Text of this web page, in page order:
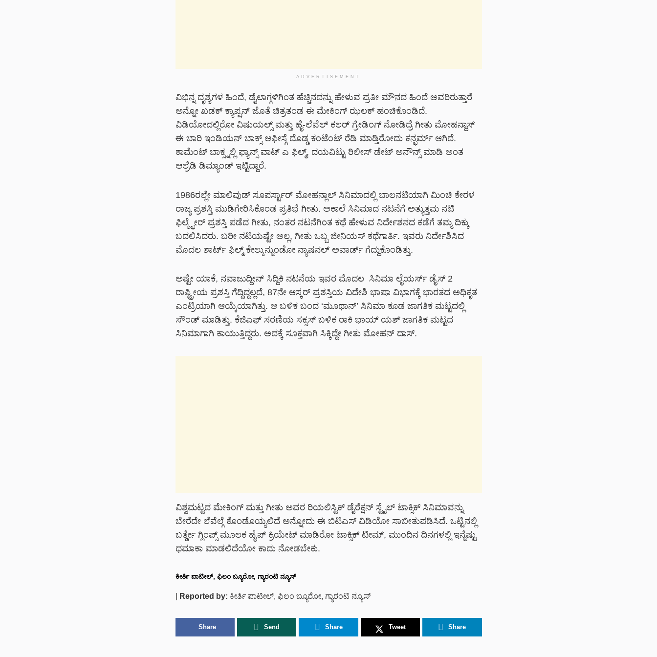
ADVERTISEMENT
ವಿಭಿನ್ನ ದೃಶ್ಯಗಳ ಹಿಂದೆ, ಡೈಲಾಗ್ಗಳಿಗಿಂತ ಹೆಚ್ಚಿನದನ್ನು ಹೇಳುವ ಪ್ರತೀ ಮೌನದ ಹಿಂದೆ ಅವರಿರುತ್ತಾರೆ
ಅನ್ನೋ ಖಡಕ್ ಕ್ಯಾಪ್ಷನ್ ಜೊತೆ ಚಿತ್ರತಂಡ ಈ ಮೇಕಿಂಗ್ ಝಲಕ್ ಹಂಚಿಕೊಂಡಿದೆ.
ವಿಡಿಯೋದಲ್ಲಿರೋ ವಿಷುಯಲ್ಸ್ ಮತ್ತು ಹೈ-ಲೆವೆಲ್ ಕಲರ್ ಗ್ರೇಡಿಂಗ್ ನೋಡಿದ್ರೆ ಗೀತು ಮೋಹನ್ದಾಸ್
ಈ ಬಾರಿ ಇಂಡಿಯನ್ ಬಾಕ್ಸ್ ಆಫೀಸ್ಗೆ ದೊಡ್ಡ ಕಂಟೆಂಟ್ ರೆಡಿ ಮಾಡ್ತಿರೋದು ಕನ್ಫರ್ಮ್ ಆಗಿದೆ.
ಕಾಮೆಂಟ್ ಬಾಕ್ಸ್ನಲ್ಲಿ ಫ್ಯಾನ್ಸ್ ವಾಟ್ ಎ ಫಿಲ್ಮ್, ದಯವಿಟ್ಟು ರಿಲೀಸ್ ಡೇಟ್ ಅನೌನ್ಸ್ ಮಾಡಿ ಅಂತ
ಆಲ್ರೆಡಿ ಡಿಮ್ಯಾಂಡ್ ಇಟ್ಟಿದ್ದಾರೆ.
1986ರಲ್ಲೇ ಮಾಲಿವುಡ್ ಸೂಪರ್ಸ್ಟಾರ್ ಮೋಹನ್ಲಾಲ್ ಸಿನಿಮಾದಲ್ಲಿ ಬಾಲನಟಿಯಾಗಿ ಮಿಂಚಿ ಕೇರಳ
ರಾಜ್ಯ ಪ್ರಶಸ್ತಿ ಮುಡಿಗೇರಿಸಿಕೊಂಡ ಪ್ರತಿಭೆ ಗೀತು. ಅಕಾಲೆ ಸಿನಿಮಾದ ನಟನೆಗೆ ಅತ್ಯುತ್ತಮ ನಟಿ
ಫಿಲ್ಮ್ಫೇರ್ ಪ್ರಶಸ್ತಿ ಪಡೆದ ಗೀತು, ನಂತರ ನಟನೆಗಿಂತ ಕಥೆ ಹೇಳುವ ನಿರ್ದೇಶನದ ಕಡೆಗೆ ತಮ್ಮ ದಿಕ್ಕು
ಬದಲಿಸಿದರು. ಬರೀ ನಟಿಯಷ್ಟೇ ಅಲ್ಲ, ಗೀತು ಒಬ್ಬ ಜೀನಿಯಸ್ ಕಥೆಗಾರ್ತಿ. ಇವರು ನಿರ್ದೇಶಿಸಿದ
ಮೊದಲ ಶಾರ್ಟ್ ಫಿಲ್ಮ್ ಕೇಲ್ಕುನ್ನುಂಡೋ ನ್ಯಾಷನಲ್ ಅವಾರ್ಡ್ ಗೆದ್ದುಕೊಂಡಿತ್ತು.
ಅಷ್ಟೇ ಯಾಕೆ, ನವಾಜುದ್ದೀನ್ ಸಿದ್ದಿಕಿ ನಟನೆಯ ಇವರ ಮೊದಲ ಸಿನಿಮಾ ಲೈಯರ್ಸ್ ಡೈಸ್ 2
ರಾಷ್ಟ್ರೀಯ ಪ್ರಶಸ್ತಿ ಗೆದ್ದಿದ್ದಲ್ಲದೆ, 87ನೇ ಆಸ್ಕರ್ ಪ್ರಶಸ್ತಿಯ ವಿದೇಶಿ ಭಾಷಾ ವಿಭಾಗಕ್ಕೆ ಭಾರತದ ಅಧಿಕೃತ
ಎಂಟ್ರಿಯಾಗಿ ಆಯ್ಕೆಯಾಗಿತ್ತು. ಆ ಬಳಿಕ ಬಂದ ‘ಮೂಥಾನ್’ ಸಿನಿಮಾ ಕೂಡ ಜಾಗತಿಕ ಮಟ್ಟದಲ್ಲಿ
ಸೌಂಡ್ ಮಾಡಿತ್ತು. ಕೆಜಿಎಫ್ ಸರಣಿಯ ಸಕ್ಸಸ್ ಬಳಿಕ ರಾಕಿ ಭಾಯ್ ಯಶ್ ಜಾಗತಿಕ ಮಟ್ಟದ
ಸಿನಿಮಾಗಾಗಿ ಕಾಯುತ್ತಿದ್ದರು. ಅದಕ್ಕೆ ಸೂಕ್ತವಾಗಿ ಸಿಕ್ಕಿದ್ದೇ ಗೀತು ಮೋಹನ್ ದಾಸ್.
ವಿಶ್ವಮಟ್ಟದ ಮೇಕಿಂಗ್ ಮತ್ತು ಗೀತು ಅವರ ರಿಯಲಿಸ್ಟಿಕ್ ಡೈರೆಕ್ಷನ್ ಸ್ಟೈಲ್ ಟಾಕ್ಸಿಕ್ ಸಿನಿಮಾವನ್ನು
ಬೇರೆದೇ ಲೆವೆಲ್ಗೆ ಕೊಂಡೊಯ್ಯಲಿದೆ ಅನ್ನೋದು ಈ ಬಿಟಿಎಸ್ ವಿಡಿಯೋ ಸಾಬೀತುಪಡಿಸಿದೆ. ಒಟ್ಟಿನಲ್ಲಿ
ಬರ್ತ್ಡೇ ಗ್ಲಿಂಪ್ಸ್ ಮೂಲಕ ಹೈಪ್ ಕ್ರಿಯೇಟ್ ಮಾಡಿರೋ ಟಾಕ್ಸಿಕ್ ಟೀಮ್, ಮುಂದಿನ ದಿನಗಳಲ್ಲಿ ಇನ್ನೆಷ್ಟು
ಧಮಾಕಾ ಮಾಡಲಿದೆಯೋ ಕಾದು ನೋಡಬೇಕು.
ಕೀರ್ತಿ ಪಾಟೀಲ್, ಫಿಲಂ ಬ್ಯೂರೋ, ಗ್ಯಾರಂಟಿ ನ್ಯೂಸ್
Reported by: ಕೀರ್ತಿ ಪಾಟೀಲ್, ಫಿಲಂ ಬ್ಯೂರೋ, ಗ್ಯಾರಂಟಿ ನ್ಯೂಸ್
Share Send Share Tweet Share